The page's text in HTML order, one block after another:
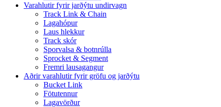
Varahlutir fyrir jarðýtu undirvagn
Track Link & Chain
Lagahópur
Laus hlekkur
Track skór
Sporvalsa & botnrúlla
Sprocket & Segment
Fremri lausagangur
Aðrir varahlutir fyrir gröfu og jarðýtu
Bucket Link
Fötutennur
Lagavörður